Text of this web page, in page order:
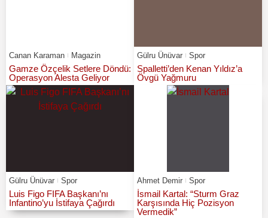
Canan Karaman Magazin
Gamze Özçelik Setlere Döndü:
Operasyon Alesta Geliyor
Gülru Ünüvar Spor
Spalletti’den Kenan Yıldız’a
Övgü Yağmuru
Gülru Ünüvar Spor
Luis Figo FIFA Başkanı’nı
Infantino’yu İstifaya Çağırdı
Ahmet Demir Spor
İsmail Kartal: “Sturm Graz
Karşısında Hiç Pozisyon
Vermedik”